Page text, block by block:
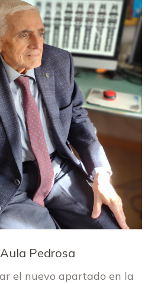
Pedrosa
el nuevo apartado en la